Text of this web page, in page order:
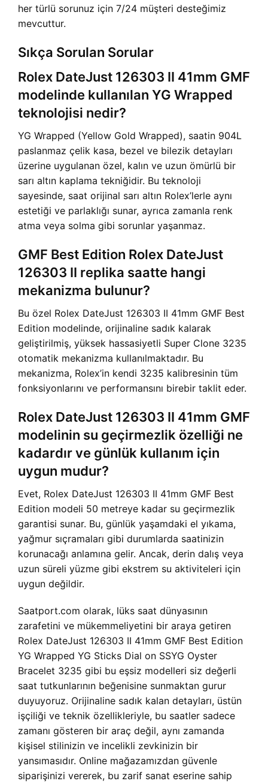
her türlü sorunuz için 7/24 müşteri desteğimiz
mevcuttur.
Sıkça Sorulan Sorular
Rolex DateJust 126303 II 41mm GMF
modelinde kullanılan YG Wrapped
teknolojisi nedir?
YG Wrapped (Yellow Gold Wrapped), saatin 904L
paslanmaz çelik kasa, bezel ve bilezik detayları
üzerine uygulanan özel, kalın ve uzun ömürlü bir
sarı altın kaplama tekniğidir. Bu teknoloji
sayesinde, saat orijinal sarı altın Rolex’lerle aynı
estetiği ve parlaklığı sunar, ayrıca zamanla renk
atma veya solma gibi sorunlar yaşanmaz.
GMF Best Edition Rolex DateJust
126303 II replika saatte hangi
mekanizma bulunur?
Bu özel Rolex DateJust 126303 II 41mm GMF Best
Edition modelinde, orijinaline sadık kalarak
geliştirilmiş, yüksek hassasiyetli Super Clone 3235
otomatik mekanizma kullanılmaktadır. Bu
mekanizma, Rolex’in kendi 3235 kalibresinin tüm
fonksiyonlarını ve performansını birebir taklit eder.
Rolex DateJust 126303 II 41mm GMF
modelinin su geçirmezlik özelliği ne
kadardır ve günlük kullanım için
uygun mudur?
Evet, Rolex DateJust 126303 II 41mm GMF Best
Edition modeli 50 metreye kadar su geçirmezlik
garantisi sunar. Bu, günlük yaşamdaki el yıkama,
yağmur sıçramaları gibi durumlarda saatinizin
korunacağı anlamına gelir. Ancak, derin dalış veya
uzun süreli yüzme gibi ekstrem su aktiviteleri için
uygun değildir.
Saatport.com olarak, lüks saat dünyasının
zarafetini ve mükemmeliyetini bir araya getiren
Rolex DateJust 126303 II 41mm GMF Best Edition
YG Wrapped YG Sticks Dial on SSYG Oyster
Bracelet 3235 gibi bu eşsiz modelleri siz değerli
saat tutkunlarının beğenisine sunmaktan gurur
duyuyoruz. Orijinaline sadık kalan detayları, üstün
işçiliği ve teknik özellikleriyle, bu saatler sadece
zamanı gösteren bir araç değil, aynı zamanda
kişisel stilinizin ve incelikli zevkinizin bir
yansımasıdır. Online mağazamızdan güvenle
siparişinizi vererek, bu zarif sanat eserine sahip